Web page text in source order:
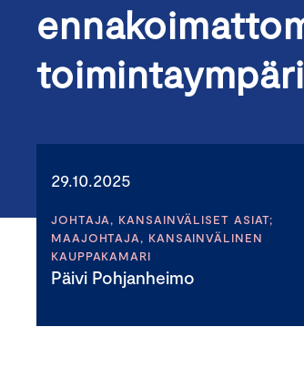
29.10.2025
JOHTAJA, KANSAINVÄLISET ASIAT;
MAAJOHTAJA, KANSAINVÄLINEN
KAUPPAKAMARI
Päivi Pohjanheimo